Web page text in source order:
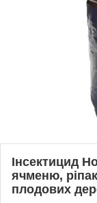
Інсектицид
ячменю,
плодових